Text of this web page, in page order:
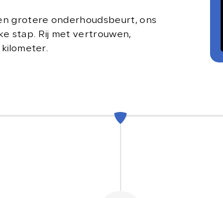
LOENEN'S
grotere onderhoudsbeurt, ons
stap. Rij met vertrouwen,